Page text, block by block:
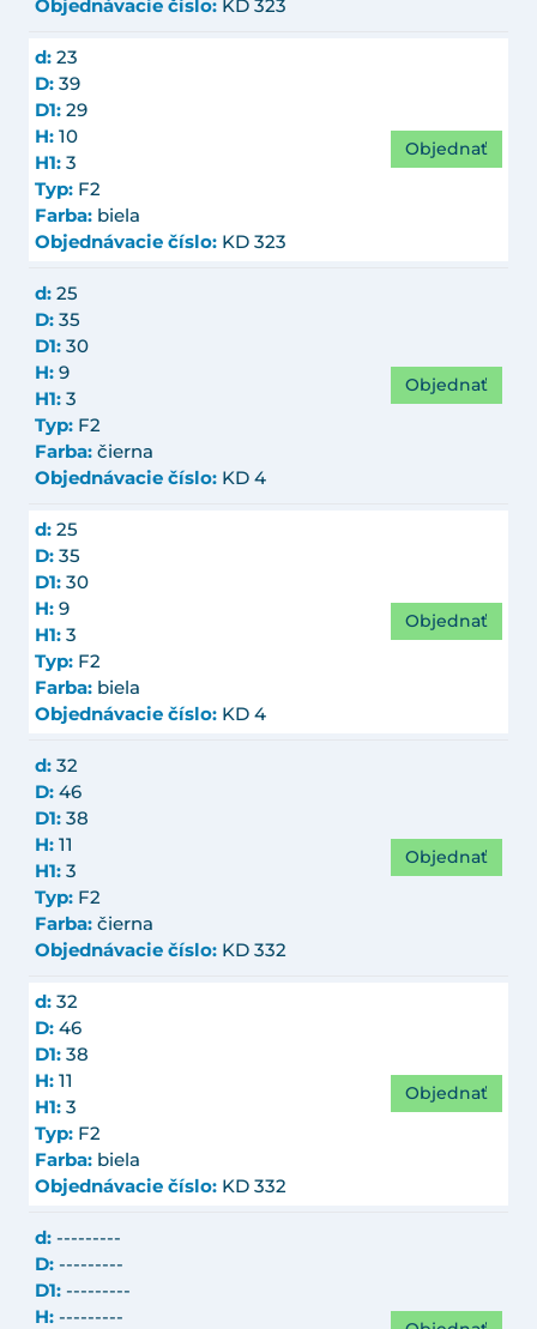
Objednávacie číslo: KD 323
d: 23
D: 39
D1: 29
H: 10
H1: 3
Typ: F2
Farba: biela
Objednávacie číslo: KD 323
Objednať
d: 25
D: 35
D1: 30
H: 9
H1: 3
Typ: F2
Farba: čierna
Objednávacie číslo: KD 4
Objednať
d: 25
D: 35
D1: 30
H: 9
H1: 3
Typ: F2
Farba: biela
Objednávacie číslo: KD 4
Objednať
d: 32
D: 46
D1: 38
H: 11
H1: 3
Typ: F2
Farba: čierna
Objednávacie číslo: KD 332
Objednať
d: 32
D: 46
D1: 38
H: 11
H1: 3
Typ: F2
Farba: biela
Objednávacie číslo: KD 332
Objednať
d: ---------
D: ---------
D1: ---------
H: ---------